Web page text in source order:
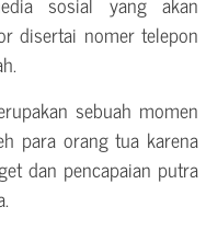
disertai nomer telepon
sebuah momen
para orang tua karena
dan pencapaian putra